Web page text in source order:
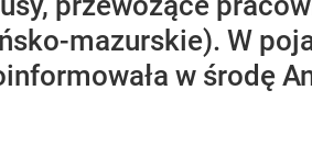
mazurskie). W
w środę